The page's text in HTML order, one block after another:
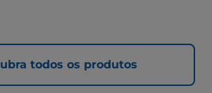
todos os produtos